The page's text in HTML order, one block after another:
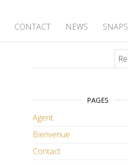
CONTACT NEWS SNAPS
PAGES
Agent
Bienvenue
Contact